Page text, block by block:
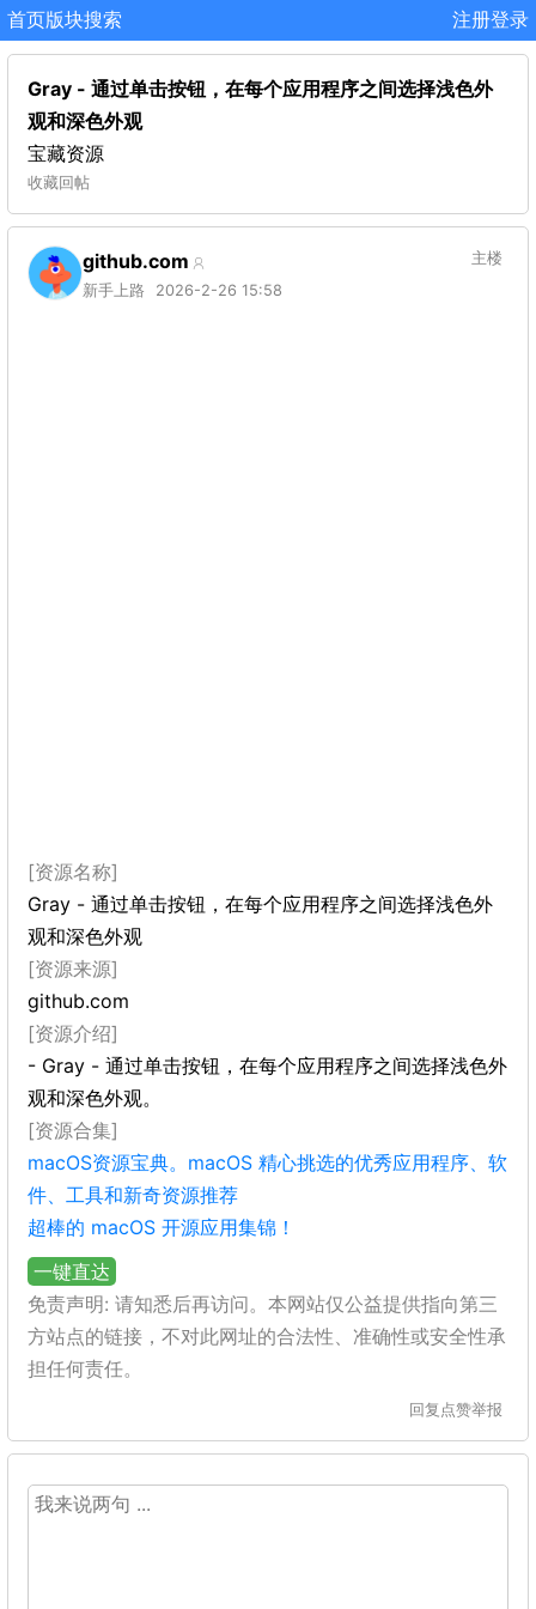
首页版块搜索 注册登录
Gray - 通过单击按钮，在每个应用程序之间选择浅色外
观和深色外观
宝藏资源
收藏回帖
github.com
新手上路 2026-2-26 15:58
主楼
[资源名称]
Gray - 通过单击按钮，在每个应用程序之间选择浅色外
观和深色外观
[资源来源]
github.com
[资源介绍]
- Gray - 通过单击按钮，在每个应用程序之间选择浅色外
观和深色外观。
[资源合集]
macOS资源宝典。macOS 精心挑选的优秀应用程序、软
件、工具和新奇资源推荐
超棒的 macOS 开源应用集锦！
一键直达
免责声明: 请知悉后再访问。本网站仅公益提供指向第三
方站点的链接，不对此网址的合法性、准确性或安全性承
担任何责任。
回复 点赞举报